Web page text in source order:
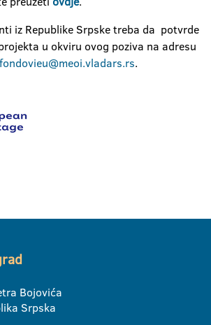
iz Republike Srpske treba da potvrde
u okviru ovog poziva na adresu
fondovieu@meoi.vladars.rs.
Bojovića
Srpska